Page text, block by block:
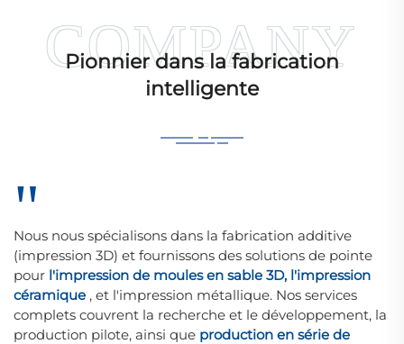
Pionnier dans la fabrication
intelligente
"
Nous nous spécialisons dans la fabrication additive
(impression 3D) et fournissons des solutions de pointe
pour l'impression de moules en sable 3D, l'impression
céramique , et l'impression métallique. Nos services
complets couvrent la recherche et le développement, la
production pilote, ainsi que production en série de